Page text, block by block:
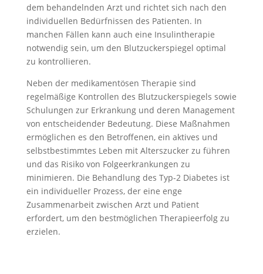
dem behandelnden Arzt und richtet sich nach den
individuellen Bedürfnissen des Patienten. In
manchen Fällen kann auch eine Insulintherapie
notwendig sein, um den Blutzuckerspiegel optimal
zu kontrollieren.
Neben der medikamentösen Therapie sind
regelmäßige Kontrollen des Blutzuckerspiegels sowie
Schulungen zur Erkrankung und deren Management
von entscheidender Bedeutung. Diese Maßnahmen
ermöglichen es den Betroffenen, ein aktives und
selbstbestimmtes Leben mit Alterszucker zu führen
und das Risiko von Folgeerkrankungen zu
minimieren. Die Behandlung des Typ-2 Diabetes ist
ein individueller Prozess, der eine enge
Zusammenarbeit zwischen Arzt und Patient
erfordert, um den bestmöglichen Therapieerfolg zu
erzielen.